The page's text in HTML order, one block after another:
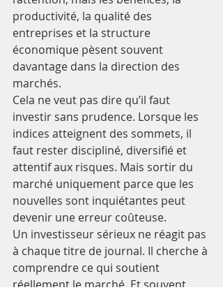
productivité, la qualité des
entreprises et la structure
économique pèsent souvent
davantage dans la direction des
marchés.
Cela ne veut pas dire qu’il faut
investir sans prudence. Lorsque les
indices atteignent des sommets, il
faut rester discipliné, diversifié et
attentif aux risques. Mais sortir du
marché uniquement parce que les
nouvelles sont inquiétantes peut
devenir une erreur coûteuse.
Un investisseur sérieux ne réagit pas
à chaque titre de journal. Il cherche à
comprendre ce qui soutient
réellement le marché. Et souvent,